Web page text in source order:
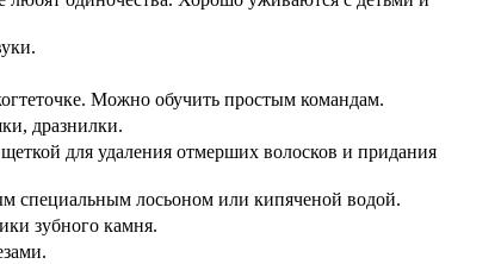
Можно обучить простым командам.
дразнилки.
для удаления отмерших волосков и придания
специальным лосьоном или кипяченой водой.
зубного камня.